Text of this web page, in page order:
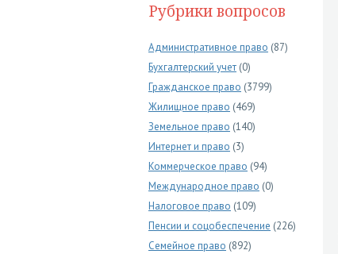
Рубрики вопросов
Административное право (87)
Бухгалтерский учет (0)
Гражданское право (3799)
Жилищное право (469)
Земельное право (140)
Интернет и право (3)
Коммерческое право (94)
Международное право (0)
Налоговое право (109)
Пенсии и соцобеспечение (226)
Семейное право (892)